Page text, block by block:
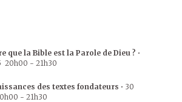
que la Bible est la Parole de Dieu ? •
20h00 - 21h30
des textes fondateurs • 30
- 21h30